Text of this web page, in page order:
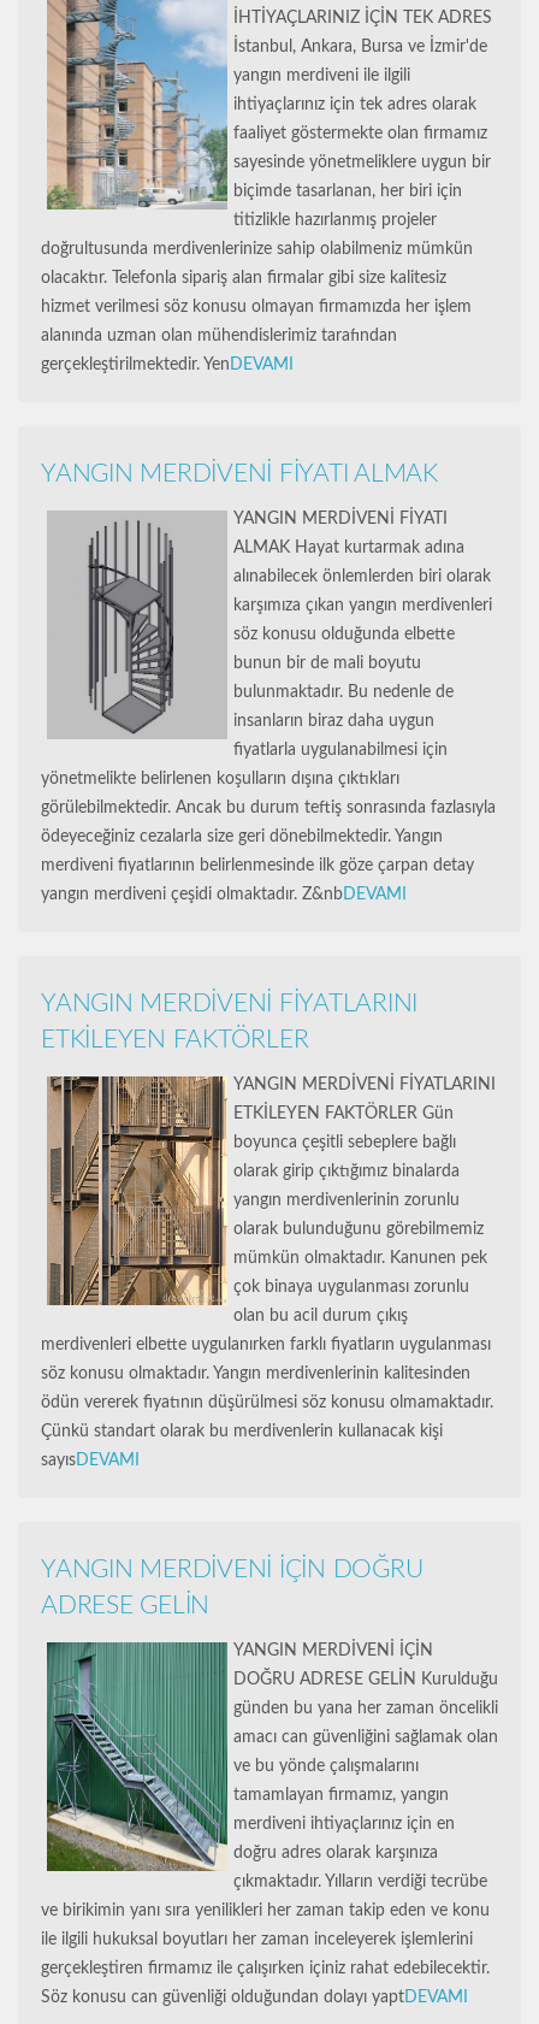
İHTİYAÇLARINIZ İÇİN TEK ADRES
İstanbul, Ankara, Bursa ve İzmir'de
yangın merdiveni ile ilgili
ihtiyaçlarınız için tek adres olarak
faaliyet göstermekte olan firmamız
sayesinde yönetmeliklere uygun bir
biçimde tasarlanan, her biri için
titizlikle hazırlanmış projeler
doğrultusunda merdivenlerinize sahip olabilmeniz mümkün
olacaktır. Telefonla sipariş alan firmalar gibi size kalitesiz
hizmet verilmesi söz konusu olmayan firmamızda her işlem
alanında uzman olan mühendislerimiz tarafından
gerçekleştirilmektedir. Yen DEVAMI
YANGIN MERDİVENİ FİYATI ALMAK
YANGIN MERDİVENİ FİYATI
ALMAK Hayat kurtarmak adına
alınabilecek önlemlerden biri olarak
karşımıza çıkan yangın merdivenleri
söz konusu olduğunda elbette
bunun bir de mali boyutu
bulunmaktadır. Bu nedenle de
insanların biraz daha uygun
fiyatlarla uygulanabilmesi için
yönetmelikte belirlenen koşulların dışına çıktıkları
görülebilmektedir. Ancak bu durum teftiş sonrasında fazlasıyla
ödeyeceğiniz cezalarla size geri dönebilmektedir. Yangın
merdiveni fiyatlarının belirlenmesinde ilk göze çarpan detay
yangın merdiveni çeşidi olmaktadır. Z&nbDEVAMI
YANGIN MERDİVENİ FİYATLARINI
ETKİLEYEN FAKTÖRLER
YANGIN MERDİVENİ FİYATLARINI
ETKİLEYEN FAKTÖRLER Gün
boyunca çeşitli sebeplere bağlı
olarak girip çıktığımız binalarda
yangın merdivenlerinin zorunlu
olarak bulunduğunu görebilmemiz
mümkün olmaktadır. Kanunen pek
çok binaya uygulanması zorunlu
olan bu acil durum çıkış
merdivenleri elbette uygulanırken farklı fiyatların uygulanması
söz konusu olmaktadır. Yangın merdivenlerinin kalitesinden
ödün vererek fiyatının düşürülmesi söz konusu olmamaktadır.
Çünkü standart olarak bu merdivenlerin kullanacak kişi
sayısDEVAMI
YANGIN MERDİVENİ İÇİN DOĞRU
ADRESE GELİN
YANGIN MERDİVENİ İÇİN
DOĞRU ADRESE GELİN Kurulduğu
günden bu yana her zaman öncelikli
amacı can güvenliğini sağlamak olan
ve bu yönde çalışmalarını
tamamlayan firmamız, yangın
merdiveni ihtiyaçlarınız için en
doğru adres olarak karşınıza
çıkmaktadır. Yılların verdiği tecrübe
ve birikimin yanı sıra yenilikleri her zaman takip eden ve konu
ile ilgili hukuksal boyutları her zaman inceleyerek işlemlerini
gerçekleştiren firmamız ile çalışırken içiniz rahat edebilecektir.
Söz konusu can güvenliği olduğundan dolayı yaptDEVAMI